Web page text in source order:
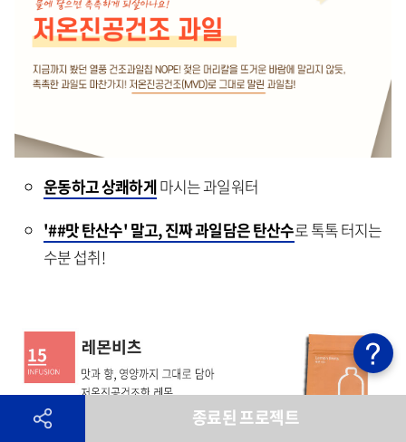
운동하고 상쾌하게마시는 과일워터
'##맛 탄산수' 말고, 진짜 과일담은 탄산수로 톡톡 터지는
수분 섭취!
종료된 프로젝트